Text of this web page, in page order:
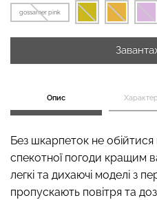
gossamer pink
Опис
Без шкарпеток не обійтися
спекотної погоди кращим
легкі та дихаючі моделі з
пропускають повітря та